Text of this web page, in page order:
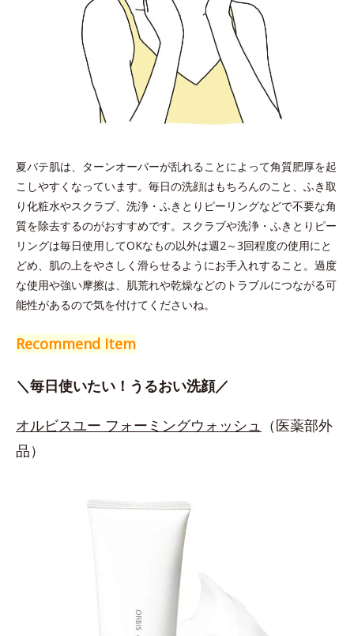
夏バテ肌は、ターンオーバーが乱れることによって角質肥厚を起
こしやすくなっています。毎日の洗顔はもちろんのこと、ふき取
り化粧水やスクラブ、洗浄・ふきとりピーリングなどで不要な角
質を除去するのがおすすめです。スクラブや洗浄・ふきとりピー
リングは毎日使用してOKなもの以外は週2～3回程度の使用にと
どめ、肌の上をやさしく滑らせるようにお手入れすること。過度
な使用や強い摩擦は、肌荒れや乾燥などのトラブルにつながる可
能性があるので気を付けてくださいね。
Recommend Item
＼毎日使いたい！うるおい洗顔／
オルビスユー フォーミングウォッシュ （医薬部外
品）